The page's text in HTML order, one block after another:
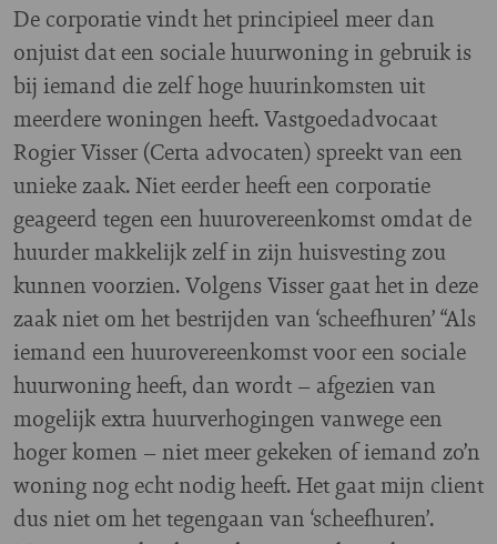
De corporatie vindt het principieel meer dan
onjuist dat een sociale huurwoning in gebruik is
bij iemand die zelf hoge huurinkomsten uit
meerdere woningen heeft. Vastgoedadvocaat
Rogier Visser (Certa advocaten) spreekt van een
unieke zaak. Niet eerder heeft een corporatie
geageerd tegen een huurovereenkomst omdat de
huurder makkelijk zelf in zijn huisvesting zou
kunnen voorzien. Volgens Visser gaat het in deze
zaak niet om het bestrijden van ‘scheefhuren’ “Als
iemand een huurovereenkomst voor een sociale
huurwoning heeft, dan wordt – afgezien van
mogelijk extra huurverhogingen vanwege een
hoger komen – niet meer gekeken of iemand zo’n
woning nog echt nodig heeft. Het gaat mijn client
dus niet om het tegengaan van ‘scheefhuren’.